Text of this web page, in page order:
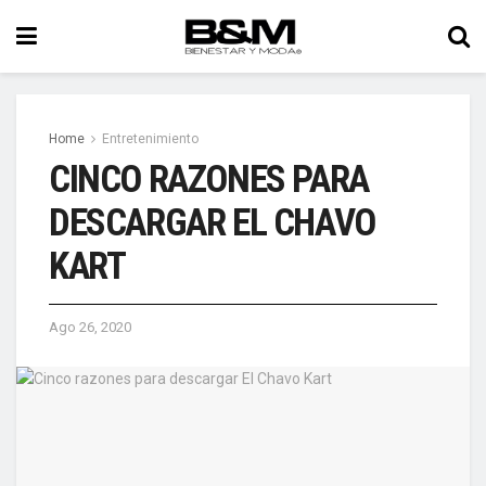
Home Entretenimiento
CINCO RAZONES PARA
DESCARGAR EL CHAVO
KART
Ago 26, 2020